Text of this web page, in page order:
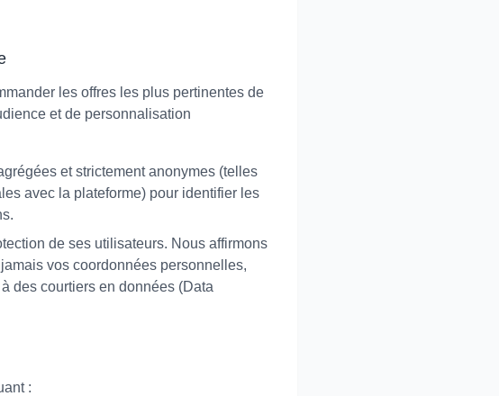
les offres les plus pertinentes de
et de personnalisation
et strictement anonymes (telles
avec la plateforme) pour identifier les
de ses utilisateurs. Nous affirmons
vos coordonnées personnelles,
des courtiers en données (Data
: